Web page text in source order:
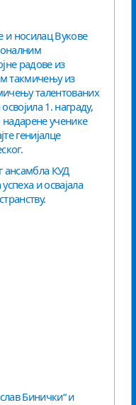
и носилац Вукове
радове из
такмичењу из
талентованих
1. награду,
надарене ученике
генијалце
ансамбла КУД
и освајала
Бинички“ и